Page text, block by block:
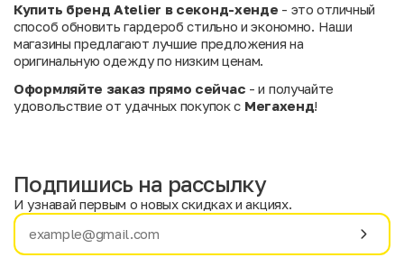
Купить бренд Atelier в секонд-хенде - это отличный
способ обновить гардероб стильно и экономно. Наши
магазины предлагают лучшие предложения на
оригинальную одежду по низким ценам.
Оформляйте заказ прямо сейчас - и получайте
удовольствие от удачных покупок с Мегахенд!
Имя
Подпишись на рассылку
И узнавай первым о новых скидках и акциях.